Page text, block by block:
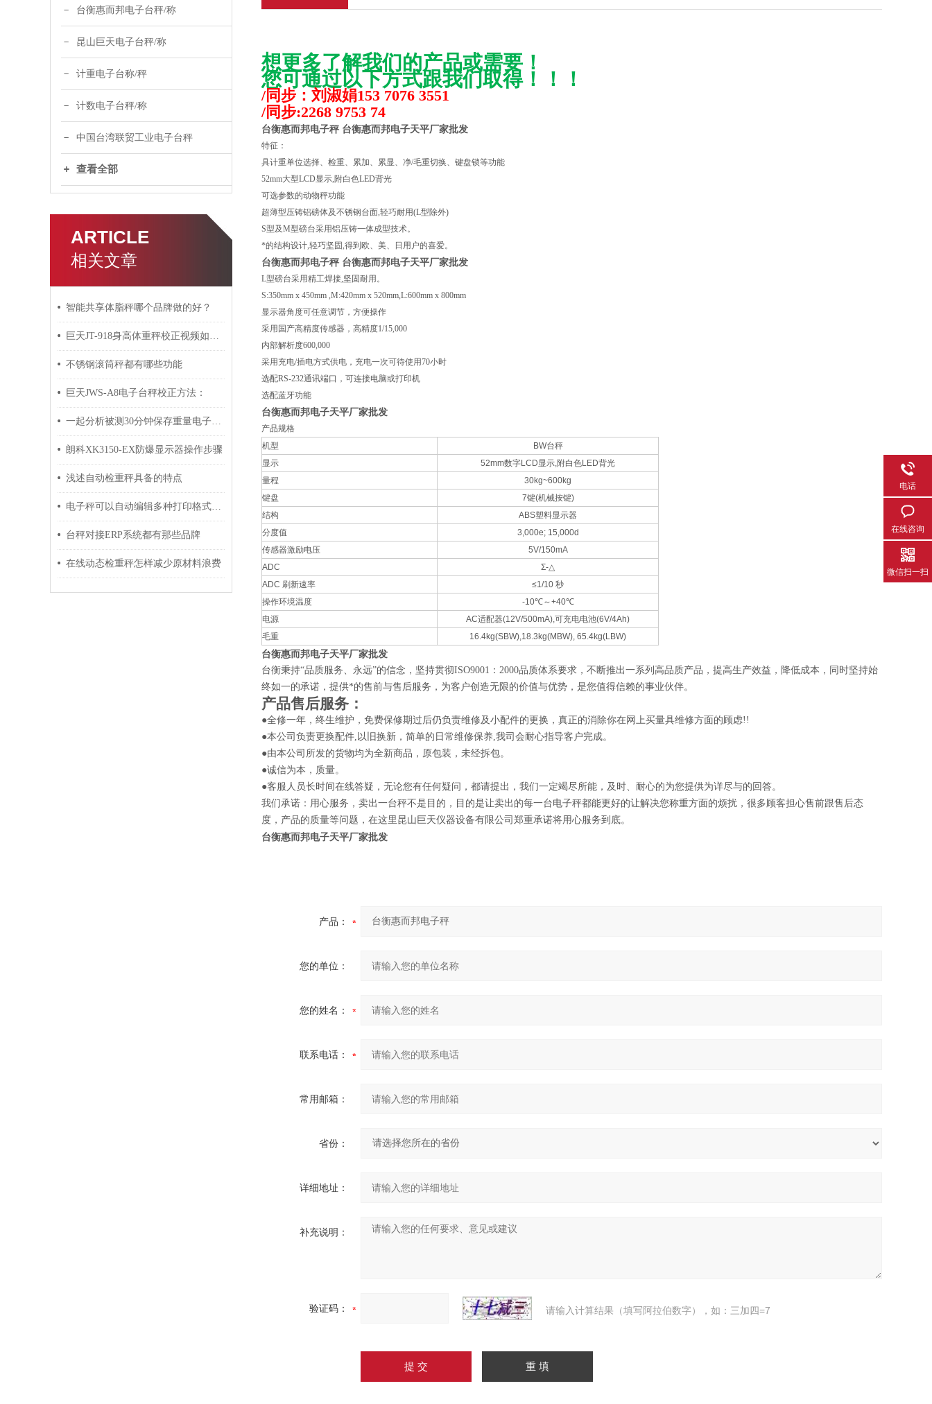
台衡惠而邦电子台秤/称
昆山巨天电子台秤/称
计重电子台称/秤
计数电子台秤/称
中国台湾联贸工业电子台秤
查看全部
ARTICLE
相关文章
智能共享体脂秤哪个品牌做的好？
巨天JT-918身高体重秤校正视频如何操作
不锈钢滚筒秤都有哪些功能
巨天JWS-A8电子台秤校正方法：
一起分析被测30分钟保存重量电子秤的状态和环境条件
朗科XK3150-EX防爆显示器操作步骤
浅述自动检重秤具备的特点
电子秤可以自动编辑多种打印格式信息吗？
台秤对接ERP系统都有那些品牌
在线动态检重秤怎样减少原材料浪费
想更多了解我们的产品或需要！
您可通过以下方式跟我们取得！！！
/同步：刘淑娟153 7076 3551
/同步:2268 9753 74
台衡惠而邦电子秤 台衡惠而邦电子天平厂家批发
特征：
具计重单位选择、检重、累加、累显、净/毛重切换、键盘锁等功能
52mm大型LCD显示,附白色LED背光
可选参数的动物秤功能
超薄型压铸铝磅体及不锈钢台面,轻巧耐用(L型除外)
S型及M型磅台采用铝压铸一体成型技术。
*的结构设计,轻巧坚固,得到欧、美、日用户的喜爱。
台衡惠而邦电子秤 台衡惠而邦电子天平厂家批发
L型磅台采用精工焊接,坚固耐用。
S:350mm x 450mm ,M:420mm x 520mm,L:600mm x 800mm
显示器角度可任意调节，方便操作
采用国产高精度传感器，高精度1/15,000
内部解析度600,000
采用充电/插电方式供电，充电一次可待使用70小时
选配RS-232通讯端口，可连接电脑或打印机
选配蓝牙功能
台衡惠而邦电子天平厂家批发
产品规格
机型
BW台秤
显示
52mm数字LCD显示,附白色LED背光
量程
30kg~600kg
键盘
7键(机械按键)
结构
ABS塑料显示器
分度值
3,000e; 15,000d
传感器激励电压
5V/150mA
ADC
Σ-△
ADC 刷新速率
≤1/10 秒
操作环境温度
-10℃～+40℃
电源
AC适配器(12V/500mA),可充电电池(6V/4Ah)
毛重
16.4kg(SBW),18.3kg(MBW), 65.4kg(LBW)
台衡惠而邦电子天平厂家批发
台衡秉持“品质服务、永远”的信念，坚持贯彻ISO9001：2000品质体系要求，不断推出一系列高品质产品，提高生产效益，降低成本，同时坚持始
终如一的承诺，提供*的售前与售后服务，为客户创造无限的价值与优势，是您值得信赖的事业伙伴。
产品售后服务：
●全修一年，终生维护，免费保修期过后仍负责维修及小配件的更换，真正的消除你在网上买量具维修方面的顾虑!!
●本公司负责更换配件,以旧换新，简单的日常维修保养,我司会耐心指导客户完成。
●由本公司所发的货物均为全新商品，原包装，未经拆包。
●诚信为本，质量。
●客服人员长时间在线答疑，无论您有任何疑问，都请提出，我们一定竭尽所能，及时、耐心的为您提供为详尽与的回答。
我们承诺：用心服务，卖出一台秤不是目的，目的是让卖出的每一台电子秤都能更好的让解决您称重方面的烦扰，很多顾客担心售前跟售后态
度，产品的质量等问题，在这里昆山巨天仪器设备有限公司郑重承诺将用心服务到底。
台衡惠而邦电子天平厂家批发
产品：
您的单位：
您的姓名：
联系电话：
常用邮箱：
省份：
详细地址：
补充说明：
验证码： 请输入计算结果（填写阿拉伯数字），如：三加四=7
电话
在线咨询
微信扫一扫